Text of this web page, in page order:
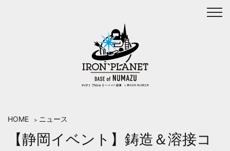
HOME > ニュース
【静岡イベント】鋳造＆溶接コ